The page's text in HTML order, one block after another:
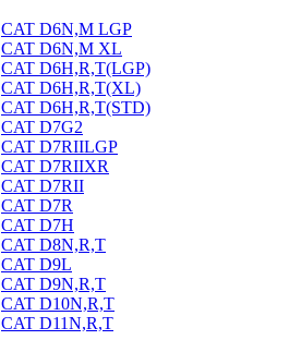
CAT D6N,M LGP
CAT D6N,M XL
CAT D6H,R,T(LGP)
CAT D6H,R,T(XL)
CAT D6H,R,T(STD)
CAT D7G2
CAT D7RIILGP
CAT D7RIIXR
CAT D7RII
CAT D7R
CAT D7H
CAT D8N,R,T
CAT D9L
CAT D9N,R,T
CAT D10N,R,T
CAT D11N,R,T